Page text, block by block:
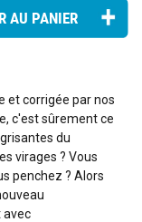
et corrigée par nos
c'est sûrement ce
du
virages ? Vous
penchez ? Alors
avec